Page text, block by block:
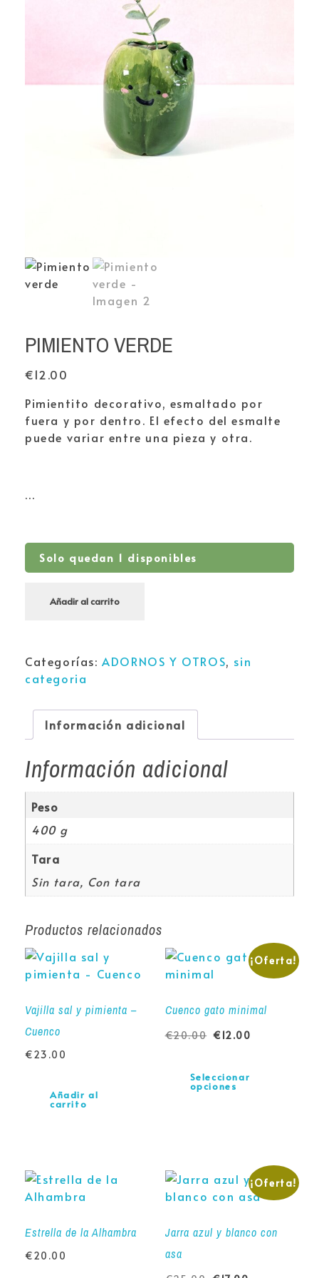
PIMIENTO VERDE
€12.00
Pimientito decorativo, esmaltado por
fuera y por dentro. El efecto del esmalte
puede variar entre una pieza y otra.
…
Solo quedan 1 disponibles
Añadir al carrito
Categorías:ADORNOS Y OTROS, sin
categoria
Información adicional
Información adicional
Peso
400 g
Tara
Sin tara, Con tara
Productos relacionados
Vajilla sal y pimienta –
Cuenco
€23.00
Añadir al
carrito
¡Oferta!
Cuenco gato minimal
€20.00 € 12.00
Seleccionar
opciones
Estrella de la Alhambra
€20.00
¡Oferta!
Jarra azul y blanco con
asa